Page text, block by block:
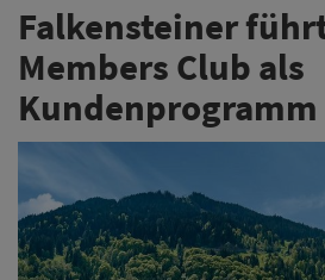
Falkensteiner
Members Club als
Kundenprogramm